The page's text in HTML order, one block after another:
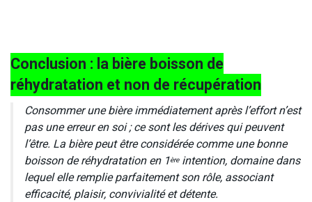
Conclusion : la bière boisson de
réhydratation et non de récupération
Consommer une bière immédiatement après l’effort n’est
pas une erreur en soi ; ce sont les dérives qui peuvent
l’être. La bière peut être considérée comme une bonne
boisson de réhydratation en 1èreintention, domaine dans
lequel elle remplie parfaitement son rôle, associant
efficacité, plaisir, convivialité et détente.